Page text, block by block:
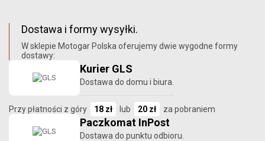
Dostawa i formy wysyłki.
W sklepie Motogar Polska oferujemy dwie wygodne formy
dostawy:
Kurier GLS
Dostawa do domu i biura.
Przy płatności z góry 18 zł lub 20 zł za pobraniem
Paczkomat InPost
Dostawa do punktu odbioru.